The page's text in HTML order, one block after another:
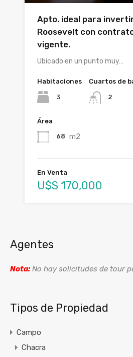
Apto. ideal para
Roosevelt con
vigente.
Ubicado en un punto muy…
Habitaciones
3
Cuartos de
2
Área
68 m2
En Venta
U$S 170,000
Agentes
Nota:No hay solicitudes de tour
Tipos de Propiedad
Campo
Chacra